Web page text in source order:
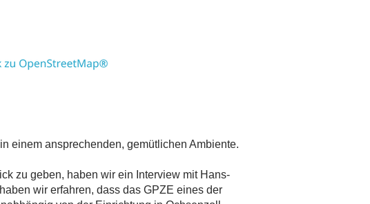
einem ansprechenden, gemütlichen Ambiente.
zu geben, haben wir ein Interview mit Hans-
wir erfahren, dass das GPZE eines der